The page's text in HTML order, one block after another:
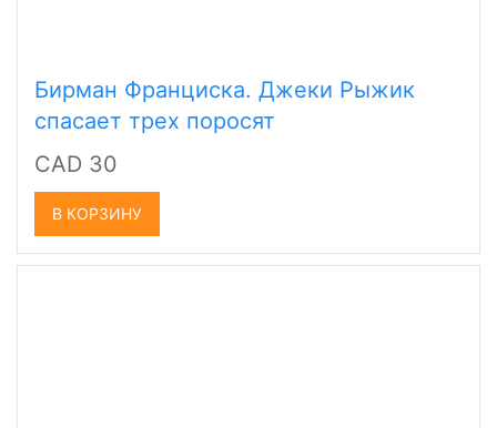
Бирман Франциска. Джеки Рыжик
спасает трех поросят
CAD 30
В КОРЗИНУ